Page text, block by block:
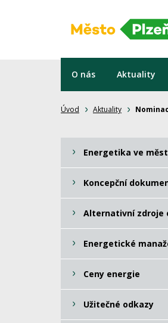
O nás Aktuality
Úvod Aktuality
Energetika ve
Koncepční
Alternativní zdroje
Energetické
Ceny energie
Užitečné odkazy